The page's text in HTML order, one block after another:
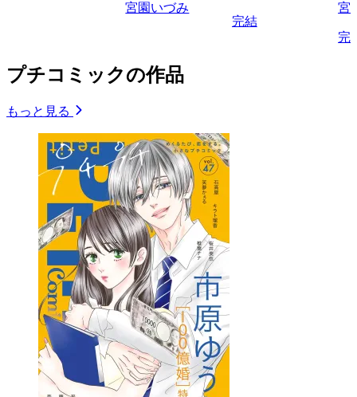
宮園いづみ
完結
宮
完
プチコミックの作品
もっと見る